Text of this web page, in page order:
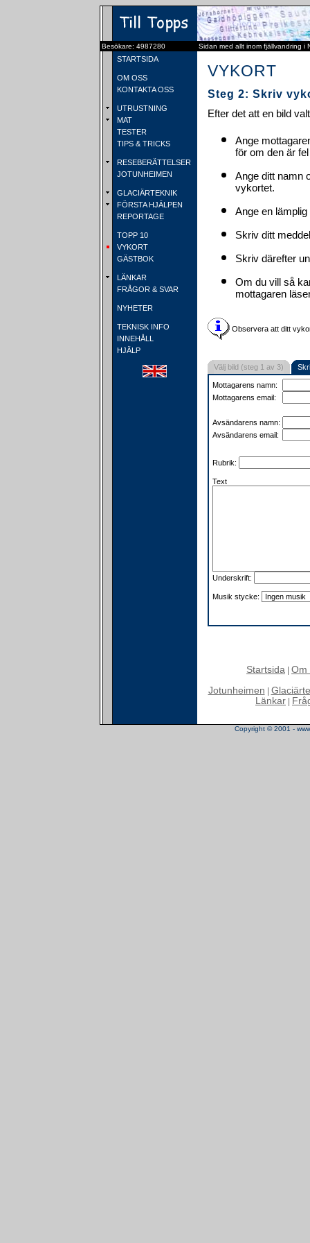
Besökare: 4987280 Sidan med allt inom fjällvandring i
STARTSIDA
OM OSS
KONTAKTA OSS
UTRUSTNING
MAT
TESTER
TIPS & TRICKS
RESEBERÄTTELSER
JOTUNHEIMEN
GLACIÄRTEKNIK
FÖRSTA HJÄLPEN
REPORTAGE
TOPP 10
VYKORT
GÄSTBOK
LÄNKAR
FRÅGOR & SVAR
NYHETER
TEKNISK INFO
INNEHÅLL
HJÄLP
VYKORT
Steg 2: Skriv
Efter det att en bild
Ange
för om den är
Ange ditt namn
vykortet.
Ange en lämplig
Skriv ditt
Skriv därefter
Om du vill så
mottagaren
Observera att ditt
Välj bild (steg 1 av 3)
Mottagarens namn:
Mottagarens email:
Avsändarens namn:
Avsändarens email:
Rubrik:
Text
Underskrift:
Musik stycke:
Startsida Om
Jotunheimen
Länkar
Copyright © 2001 -